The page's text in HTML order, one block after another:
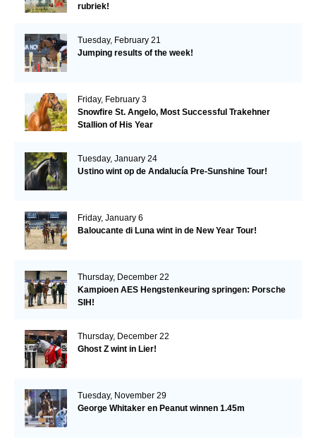
rubriek!
Tuesday, February 21
Jumping results of the week!
Friday, February 3
Snowfire St. Angelo, Most Successful Trakehner
Stallion of His Year
Tuesday, January 24
Ustino wint op de Andalucía Pre-Sunshine Tour!
Friday, January 6
Baloucante di Luna wint in de New Year Tour!
Thursday, December 22
Kampioen AES Hengstenkeuring springen: Porsche
SIH!
Thursday, December 22
Ghost Z wint in Lier!
Tuesday, November 29
George Whitaker en Peanut winnen 1.45m